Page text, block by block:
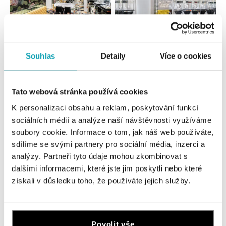
Souhlas Detaily Více o cookies
Tato webová stránka používá cookies
K personalizaci obsahu a reklam, poskytování funkcí
sociálních médií a analýze naší návštěvnosti využíváme
soubory cookie. Informace o tom, jak náš web používáte,
sdílíme se svými partnery pro sociální média, inzerci a
analýzy. Partneři tyto údaje mohou zkombinovat s
dalšími informacemi, které jste jim poskytli nebo které
získali v důsledku toho, že používáte jejich služby.
Povolit vše
Všechny Slovensko
Ostrava
Jantarová 3344/4, 702 00 Ostrava-Moravská Ostrava
tel.: +420 603 166 013, +420 603 565 187
dnes otevřeno od 09:00
ALO diamonds OC Nový Smíchov, Praha 5
Plzeňská 8, 150 00 Praha 5 - Smíchov
tel.: +420 603 192 388, +420 733 546 889
dnes otevřeno od 09:00
ALO diamonds OC Olympia, Brno